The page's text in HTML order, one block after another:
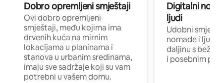
Dobro opremljeni smještaji
Ovi dobro opremljeni
smještaji, među kojima ima
drvenih kuća na mirnim
lokacijama u planinama i
stanova u urbanim sredinama,
imaju sve sadržaje koji su vam
potrebni u vašem domu.
Digitalni
ljudi
Udobni
nomade i ljude
daljinu s
i posebnim